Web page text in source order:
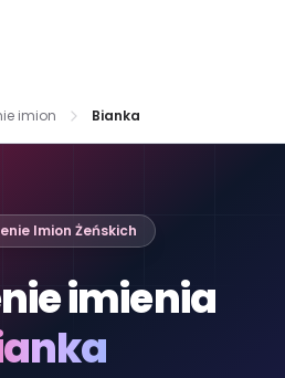
imion Bianka
Imion Żeńskich
imienia